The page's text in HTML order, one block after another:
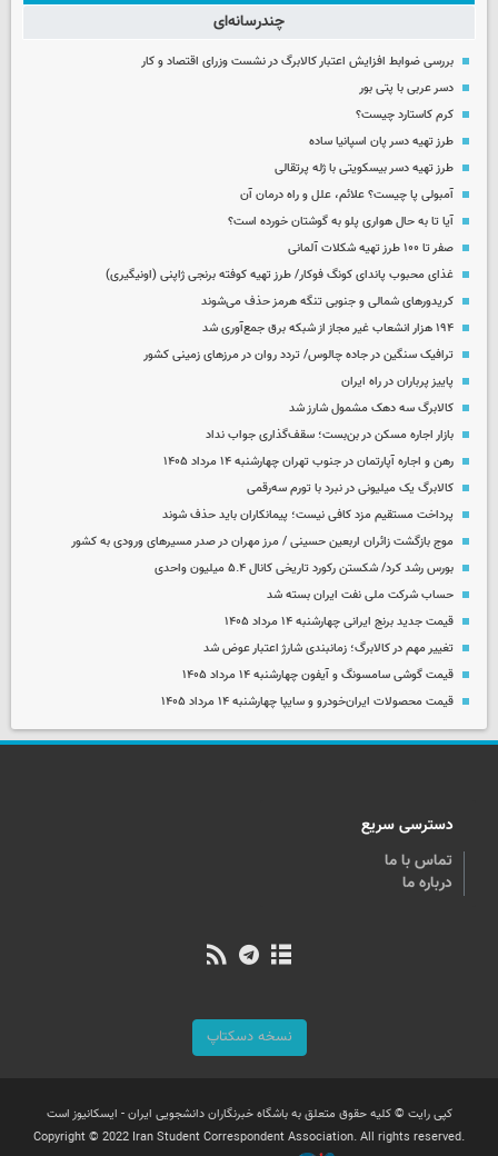
چندرسانه‌ای
بررسی ضوابط افزایش اعتبار کالابرگ در نشست وزرای اقتصاد و کار
دسر عربی با پتی بور
کرم کاستارد چیست؟
طرز تهیه دسر پان اسپانیا ساده
طرز تهیه دسر بیسکویتی با ژله پرتقالی
آمبولی پا چیست؟ علائم، علل و راه درمان آن
آیا تا به حال هواری پلو به گوشتان خورده است؟
صفر تا ۱۰۰ طرز تهیه شکلات آلمانی
غذای محبوب پاندای کونگ فوکار/ طرز تهیه کوفته برنجی ژاپنی (اونیگیری)
کریدورهای شمالی و جنوبی تنگه هرمز حذف می‌شوند
۱۹۴ هزار انشعاب غیر مجاز از شبکه برق جمع‌آوری شد
ترافیک سنگین در جاده چالوس/ تردد روان در مرزهای زمینی کشور
پاییز پرباران در راه ایران
کالابرگ سه دهک مشمول شارز شد
بازار اجاره مسکن در بن‌بست؛ سقف‌گذاری جواب نداد
رهن و اجاره آپارتمان در جنوب تهران چهارشنبه ۱۴ مرداد ۱۴۰۵
کالابرگ یک میلیونی در نبرد با تورم سه‌رقمی
پرداخت مستقیم مزد کافی نیست؛ پیمانکاران باید حذف شوند
موج بازگشت زائران اربعین حسینی / مرز مهران در صدر مسیرهای ورودی به کشور
بورس رشد کرد/ شکستن رکورد تاریخی کانال ۵.۴ میلیون واحدی
حساب‌ شرکت ملی نفت ایران بسته شد
قیمت جدید برنج ایرانی چهارشنبه ۱۴ مرداد ۱۴۰۵
تغییر مهم در کالابرگ؛ زمانبندی‌ شارژ اعتبار عوض شد
قیمت گوشی سامسونگ و آیفون چهارشنبه ۱۴ مرداد ۱۴۰۵
قیمت محصولات ایران‌خودرو و سایپا چهارشنبه ۱۴ مرداد ۱۴۰۵
دسترسی سریع
تماس با ما
درباره ما
نسخه دسکتاپ
کپی رایت © کلیه حقوق متعلق به باشگاه خبرنگاران دانشجویی ایران - ایسکانیوز است
Copyright © 2022 Iran Student Correspondent Association. All rights reserved.